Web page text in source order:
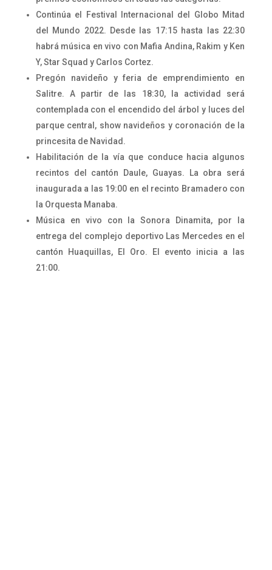
Continúa el
Festival Internacional del Globo Mitad
del Mundo 2022. Desde las 17:15 hasta las 22:30
habrá música en vivo con Mafia Andina, Rakim y Ken
Y, Star Squad y Carlos Cortez.
Pregón navideño y feria de emprendimiento en
Salitre. A partir de las 18:30, la actividad será
contemplada con el encendido del árbol y luces del
parque central, show navideños y coronación de la
princesita de Navidad.
Habilitación de la vía que conduce hacia algunos
recintos del cantón Daule, Guayas. La obra será
inaugurada a las 19:00 en el recinto Bramadero con
la Orquesta Manaba.
Música en vivo con la Sonora Dinamita, por la
entrega del complejo deportivo Las Mercedes en el
cantón Huaquillas, El Oro. El evento inicia a las
21:00.